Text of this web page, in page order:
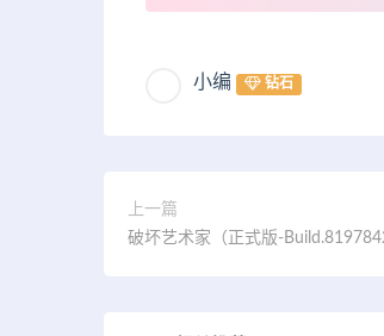
小编 钻石
上一篇
破坏艺术家（正式版-